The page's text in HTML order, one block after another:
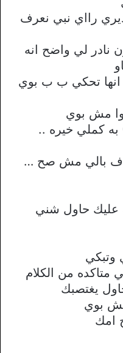
رااي نبي نعرف
نادر لي واضح انه
انها تحكي ب ب بوي
مش بوي
به كملي خيره ..
ف بالي مش صح …
عليك حاول شني
وتبكي
متاكده من الكلام
يغتصبك
مش بوي
امك